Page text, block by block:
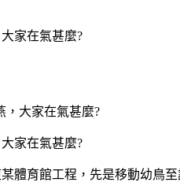
家在氣甚麼?
，大家在氣甚麼?
家在氣甚麼?
體育館工程，先是移動幼鳥